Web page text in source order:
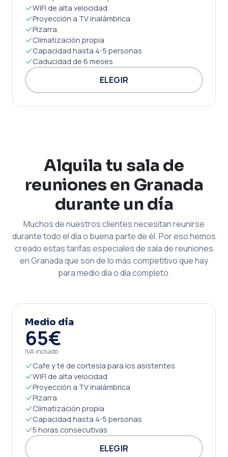
WIFI de alta velocidad
Proyección a TV inalámbrica
Pizarra
Climatización propia
Capacidad hasta 4-5 personas
Caducidad de 6 meses
ELEGIR
Alquila tu sala de
reuniones en Granada
durante un día
Muchos de nuestros clientes necesitan reunirse
durante todo el día o buena parte de él. Por eso hemos
creado estas tarifas especiales de sala de reuniones
en Granada que son de lo más competitivo que hay
para medio día o día completo.
Medio día
65€
IVA incluido
Cafe y té de cortesía para los asistentes
WIFI de alta velocidad
Proyección a TV inalámbrica
Pizarra
Climatización propia
Capacidad hasta 4-5 personas
5 horas consecutivas
ELEGIR